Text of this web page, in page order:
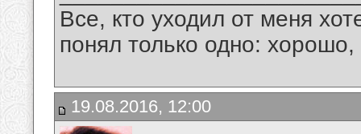
Все, кто уходил от меня
понял только одно:
19.08.2016, 12:00